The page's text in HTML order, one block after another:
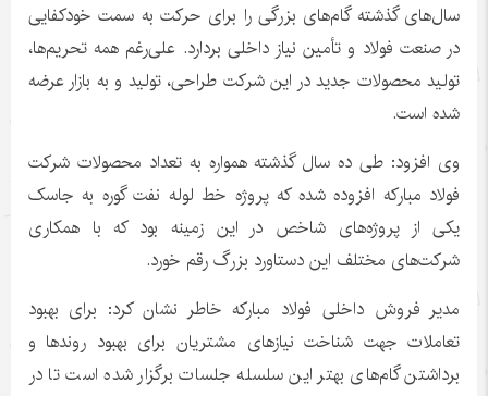
سال‌های گذشته گام‌های بزرگی را برای حرکت به سمت خودکفایی
در صنعت فولاد و تأمین نیاز داخلی بردارد. علی‌رغم همه تحریم‌ها،
تولید محصولات جدید در این شرکت طراحی، تولید و به بازار عرضه
شده است.
وی افزود: طی ده سال گذشته همواره به تعداد محصولات شرکت
فولاد مبارکه افزوده شده که پروژه خط لوله نفت گوره به جاسک
یکی از پروژه‌های شاخص در این زمینه بود که با همکاری
شرکت‌های مختلف این دستاورد بزرگ رقم خورد.
مدیر فروش داخلی فولاد مبارکه خاطر نشان کرد: برای بهبود
تعاملات جهت شناخت نیازهای مشتریان برای بهبود روندها و
برداشتن گام‌های بهتر این سلسله جلسات برگزار شده است تا در